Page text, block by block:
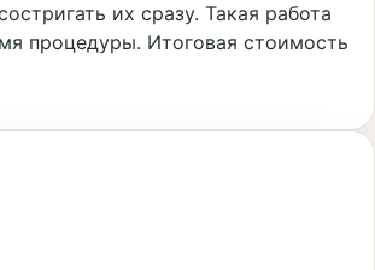
их сразу. Такая работа
процедуры. Итоговая стоимость